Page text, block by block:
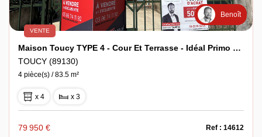
Benoît
VENTE
Maison Toucy TYPE 4 - Cour Et Terrasse - Idéal Primo Ou Investissement
TOUCY (89130)
4 pièce(s) / 83.5 m²
x 4 x 3
79 950 € Ref : 14612